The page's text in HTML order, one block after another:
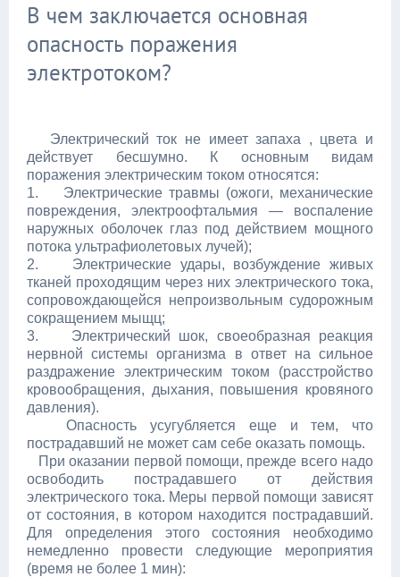
В чем заключается основная
опасность поражения
электротоком?
Электрический ток не имеет запаха , цвета и
действует бесшумно. К основным видам
поражения электрическим током относятся:
1. Электрические травмы (ожоги, механические
повреждения, электроофтальмия — воспаление
наружных оболочек глаз под действием мощного
потока ультрафиолетовых лучей);
2. Электрические удары, возбуждение живых
тканей проходящим через них электрического тока,
сопровождающейся непроизвольным судорожным
сокращением мыщц;
3. Электрический шок, своеобразная реакция
нервной системы организма в ответ на сильное
раздражение электрическим током (расстройство
кровообращения, дыхания, повышения кровяного
давления).
Опасность усугубляется еще и тем, что
пострадавший не может сам себе оказать помощь.
При оказании первой помощи, прежде всего надо
освободить пострадавшего от действия
электрического тока. Меры первой помощи зависят
от состояния, в котором находится пострадавший.
Для определения этого состояния необходимо
немедленно провести следующие мероприятия
(время не более 1 мин):